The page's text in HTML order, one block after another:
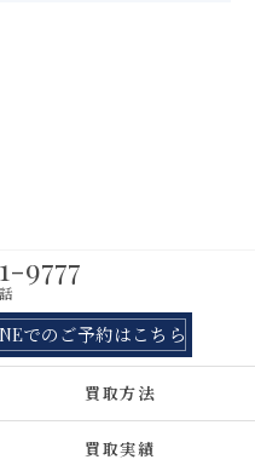
9777
でのご予約はこちら
買取方法
買取実績